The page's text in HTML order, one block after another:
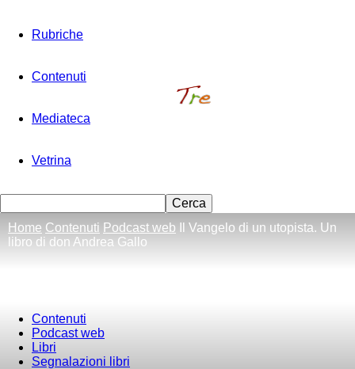
Rubriche
Contenuti
Mediateca
Vetrina
Home Contenuti Podcast web
Il Vangelo di un utopista. Un
libro di don Andrea Gallo
Contenuti
Podcast web
Libri
Segnalazioni libri